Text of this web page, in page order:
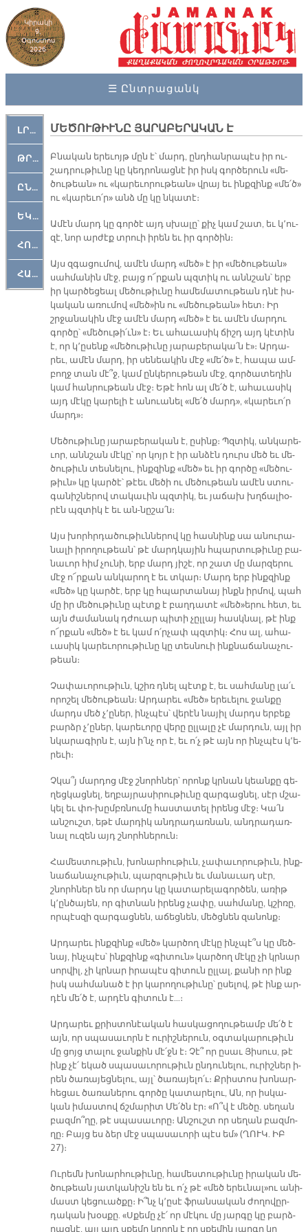
Կիրակի
9,
Օգոստոս
2026
☰ Ընտրացանկ
ԼՐԱՀՈՍ
ԹՐՔԱՀԱՅ ԿԵԱՆՔ
ԸՆԿԵՐԱՄՇԱԿՈՒԹԱՅԻՆ
ԵԿԵՂԵՑԱԿԱՆ
ՀՈԳԵՄՏԱՒՈՐ
ՀԱՐԹԱԿ
ՄԵԾՈՒԹԻՒՆԸ ՅԱՐԱԲԵՐԱԿԱՆ Է
Բնա­կան ե­րե­ւոյթ մըն է՝ մարդ, ընդ­հան­րա­պէս իր ու­
շադ­րու­թիւ­նը կը կեդ­րո­նաց­նէ իր իսկ գոր­ծե­րուն «մե­
ծու­թեան» ու «կա­րե­ւո­րու­թեան» վրայ եւ ինք­զինք «մե՛ծ»
ու «կա­րե­ւո՛ր» անձ մը կը նկա­տէ։
Ա­մէն մարդ կը գոր­ծէ այդ սխա­լը՝ քիչ կամ շատ, եւ կ՚ու­
զէ, նոր ար­ժէք տրուի ի­րեն եւ իր գոր­ծին։
Այս զգա­ցու­մով, ա­մէն մարդ «մեծ» է իր «մե­ծու­թեան»
սահ­մա­նին մէջ, բայց ո՜ր­քան պզտիկ ու անն­շան՝ երբ
իր կար­ծե­ցեալ մե­ծու­թիւ­նը հա­մե­մա­տու­թեան դնէ իս­
կա­կան ա­ռու­մով «մեծ»ին ու «մե­ծու­թեան» հետ։ Իր
շրջա­նա­կին մէջ ա­մէն մարդ «մեծ» է եւ ա­մէն մար­դու
գոր­ծը՝ «մե­ծու­թի՛ւն» է։ Եւ ա­հա­ւա­սիկ ճիշդ այդ կէ­տին
է, որ կ՚ը­սենք «մե­ծու­թիւ­նը յա­րա­բե­րա­կա՛ն է»։ Ար­դա­
րեւ, ա­մէն մարդ, իր սե­նեա­կին մէջ «մե՛ծ» է, հա­պա ամ­
բողջ տան մէ՞ջ, կամ ընկե­րու­թեան մէջ, գոր­ծա­տե­ղին
կամ հան­րու­թեան մէջ։ Ե­թէ հոն ալ մե՛ծ է, ա­հա­ւա­սիկ
այդ մէ­կը կա­րե­լի է ա­նուա­նել «մե՛ծ մարդ», «կա­րե­ւո՛ր
մարդ»։
­Մե­ծու­թիւ­նը յա­րա­բե­րա­կան է, ը­սինք։ Պզտիկ, ան­կա­րե­
ւոր, անն­շան մէ­կը՝ որ կոյր է իր ան­ձէն դուրս մեծ եւ մե­
ծու­թիւն տես­նե­լու, ինք­զինք «մեծ» եւ իր գոր­ծը «մե­ծու­
թիւն» կը կար­ծէ՝ թէեւ մե­ծի ու մե­ծու­թեան ա­մէն ստու­
գա­նի­շնե­րով տա­կա­ւին պզտիկ, եւ յա­ճախ խղճա­լիօ­
րէն պզտիկ է եւ ան-նըշա՛ն։
Այս խորհր­դա­ծու­թիւն­նե­րով կը հաս­նինք սա ա­նու­րա­
նա­լի ի­րո­ղու­թեան՝ թէ մարդ­կա­յին հպար­տու­թիւ­նը բա­
նա­ւոր հիմ չու­նի, երբ մարդ յի­շէ, որ շատ մը մար­զե­րու
մէջ ո՜ր­քան ան­կա­րող է եւ տկար։ Մարդ երբ ինք­զինք
«մեծ» կը կար­ծէ, երբ կը հպար­տա­նայ ինքն իր­մով, պահ
մը իր մե­ծու­թիւ­նը պէտք է բաղ­դա­տէ «մեծ»ե­րու հետ, եւ
այն ժա­մա­նակ դժուար պի­տի չըլ­լայ հասկ­նալ, թէ ինք
ո՜ր­քան «մեծ» է եւ կամ ո՛ր­չափ պզտիկ։ Հոս ալ, ա­հա­
ւա­սիկ կա­րե­ւո­րու­թիւ­նը կը տես­նուի ինք­նա­ճա­նա­չու­
թեան։
Չա­փա­ւո­րու­թիւն, կշիռ դնել պէտք է, եւ սահ­մա­նը լա՛ւ
ո­րո­շել մե­ծու­թեան։ Ար­դա­րեւ «մեծ» ե­րե­ւե­լու ջան­քը
մարդս մեծ չ՚ը­ներ, ինչ­պէս՝ վե­րէն նա­յիլ մարդս եր­բեք
բարձր չ՚ը­ներ, կա­րե­ւո­րը վե­րը ըլ­լա­լը չէ մար­դուն, այլ իր
նկա­րա­գիրն է, այն ի՛նչ որ է, եւ ո՛չ թէ այն որ ինչ­պէս կ՚ե­
րե­ւի։
Չկա՞յ մար­դոց մէջ շնորհ­ներ՝ ո­րոնք կրնան կեան­քը գե­
ղեց­կաց­նել, եղ­բայ­րա­սի­րու­թիւ­նը զար­գաց­նել, սէր մշա­
կել եւ փո-խըմբռ­նու­մը հաս­տա­տել ի­րենց մէջ։ Կա՛ն
ան­շուշտ, ե­թէ մար­դիկ անդ­րա­դառ­նան, անդ­րա­դառ­
նալ ու­զեն այդ շնորհ­նե­րուն։
Հա­մես­տու­թիւն, խո­նար­հու­թիւն, չա­փա­ւո­րու­թիւն, ինք­
նա­ճա­նա­չու­թիւն, պար­զու­թիւն եւ մա­նա­ւադ սէր,
շնորհ­ներ են որ մարդս կը կա­տա­րե­լա­գոր­ծեն, ա­ռիթ
կ՚ըն­ծա­յեն, որ գիտ­նան ի­րենց չա­փը, սահ­մա­նը, կշի­ռը,
որ­պէս­զի զար­գաց­նեն, ա­ճեց­նեն, մեծց­նեն զա­նոնք։
Ար­դա­րեւ ինք­զինք «մեծ» կար­ծող մէ­կը ինչ­պէ՞ս կը մեծ­
նայ, ինչ­պէս՝ ինք­զինք «գի­տուն» կար­ծող մէ­կը չի կրնար
սոր­վիլ, չի կրնար ի­րա­պէս գի­տուն ըլ­լալ, քա­նի որ ինք
իսկ սահ­մա­նած է իր կա­րո­ղու­թիւ­նը՝ ը­սե­լով, թէ ինք ար­
դէն մե՛ծ է, ար­դէն գի­տուն է…։
Ար­դա­րեւ քրիս­տո­նէա­կան հաս­կա­ցո­ղու­թեամբ մե՛ծ է
այն, որ սպա­սա­ւորն է ու­րիշ­նե­րուն, օգ­տա­կա­րու­թիւն
մը ցոյց տա­լու ջան­քին մէ՛ջն է։ Չէ՞ որ ը­սաւ Յի­սուս, թէ
ինք չէ՛ ե­կած սպա­սա­ւո­րու­թիւն ըն­դու­նե­լու, ու­րիշ­ներ ի­
րեն ծա­ռա­յեց­նե­լու, այլ՝ ծա­ռա­յե­լո՛ւ։ Քրիս­տոս խո­նար­
հե­ցաւ ծա­ռա­նե­րու գոր­ծը կա­տա­րե­լու, Ան, որ իս­կա­
կան ի­մաս­տով ճշմա­րիտ Մե՛ծն էր։ «Ո՞վ է մե­ծը. սե­ղան
բազ­մո՞­ղը, թէ սպա­սա­ւո­րը։ Ան­շուշտ որ սե­ղան բազ­մո­
ղը։ Բայց ես ձեր մէջ սպա­սա­ւո­րի պէս եմ» (ՂՈՒԿ. ԻԲ
27)։­
Ու­րեմն խո­նար­հու­թիւ­նը, հա­մես­տու­թիւ­նը ի­րա­կան մե­
ծու­թեան յատ­կա­նիշն են եւ ո՛չ թէ «մեծ ե­րե­ւնալ»ու ա­նի­
մաստ կե­ցուած­քը։ Ի՞նչ կ՚ը­սէ ֆրան­սա­կան ժո­ղո­վըր-
դա­կան խօս­քը. «Սքե­մը չէ՛ որ մէ­կու մը յար­գը կը բարձ­
րաց­նէ, այլ այդ սքե­մը կրողն է որ սքե­մին յար­գը կը